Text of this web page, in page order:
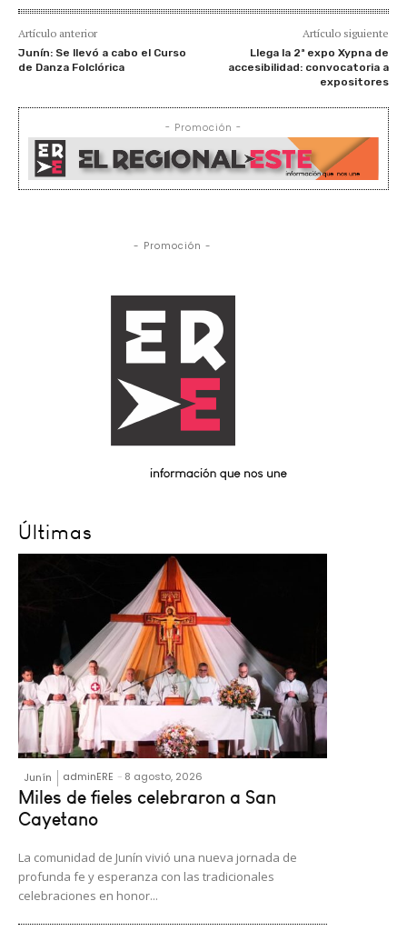
Artículo anterior
Junín: Se llevó a cabo el Curso
de Danza Folclórica
Artículo siguiente
Llega la 2ª expo Xypna de
accesibilidad: convocatoria a
expositores
- Promoción -
- Promoción -
Últimas
Junín adminERE - 8 agosto, 2026
Miles de fieles celebraron a San
Cayetano
La comunidad de Junín vivió una nueva jornada de
profunda fe y esperanza con las tradicionales
celebraciones en honor...